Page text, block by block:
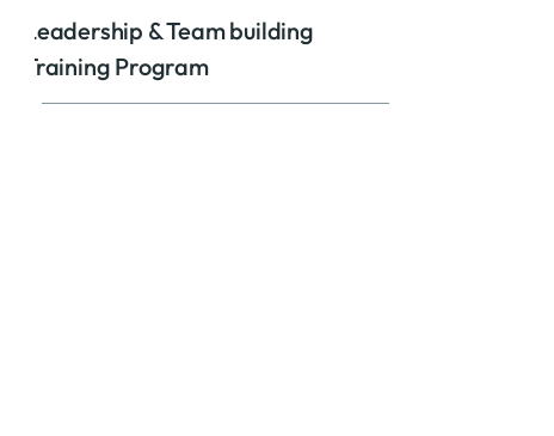
Leadership & Team building
Training Program